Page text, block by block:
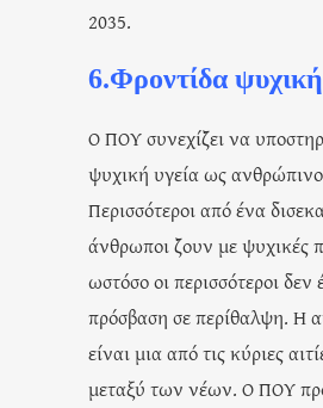
2035.
6.Φροντίδα
Ο ΠΟΥ συνεχίζει να
ψυχική υγεία ως
Περισσότεροι από ένα
άνθρωποι ζουν με ψυχικές
ωστόσο οι περισσότεροι δεν
πρόσβαση σε περίθαλψη. Η
είναι μια από τις κύριες
μεταξύ των νέων. Ο ΠΟΥ